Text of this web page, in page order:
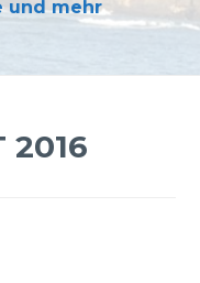
und mehr
2016